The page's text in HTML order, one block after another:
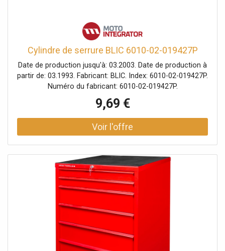
Cylindre de serrure BLIC 6010-02-019427P
Date de production jusqu'à: 03.2003. Date de production à
partir de: 03.1993. Fabricant: BLIC. Index: 6010-02-019427P.
Numéro du fabricant: 6010-02-019427P.
9,69 €